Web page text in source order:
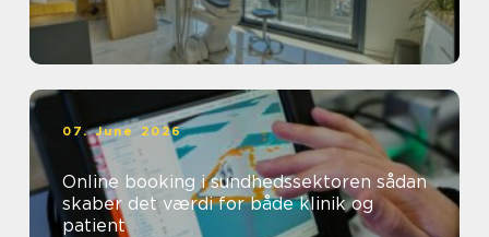
07. June 2026
Online booking i sundhedssektoren sådan
skaber det værdi for både klinik og
patient